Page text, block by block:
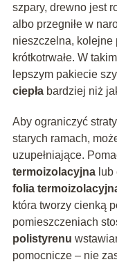
szpary, drewno jest
albo przegniłe w
nieszczelna, kolejne
krótkotrwałe. W
lepszym pakiecie
ciepłabardziej niż
Aby ograniczyć
starych ramach,
uzupełniające.
termoizolacyjnalub
folia
która tworzy cienką
pomieszczeniach
polistyrenu
pomocnicze – nie